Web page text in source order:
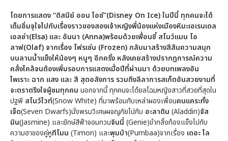
โดยการแสดง “ดิสนีย์ ออน ไอซ์”(Disney On Ice) ในปีนี้ ทุกคนจะได้
เต็มอิ่มจุใจไปกับเรื่องราวของสองเจ้าหญิงพี่น้องแห่งเมืองหิมะเอเรนเดล
เอลซ่า(Elsa) และ อันนา (Anna)พร้อมด้วยเพื่อนซี้ สโนว์แมน โอ
ลาฟ(Olaf) จากเรื่อง โฟรเซ่น (Frozen) กลับมาสร้างสีสันความสนุก
บนลานน้ำแข็งให้น้องๆ หนูๆ อีกครั้ง หลังเคยสร้างปรากฏการณ์ความ
คลั่งไคล้จนต้องเพิ่มรอบการแสดงเมื่อปีที่ผ่านมา ด้วยบทเพลงอัน
ไพเราะ ฉาก แสง และ สี สุดอลังการ รวมถึงลีลาการสเก็ตอันสวยงามที่
จะตราตรึงใจผู้ชมทุกคน นอกจากนี้ ทุกคนจะได้ยลโฉมหญิงสาวที่สวยที่สุดใน
ปฐพี สโนว์ไวท์(Snow White) ที่มาพร้อมกับเหล่าผองเพื่อนคนแคระทั้ง
เจ็ด(Seven Dwarfs)นั่งพรมวิเศษผจญภัยไปกับ อะลาดิน (Aladdin)จัส
มิน(Jasmine) และยักษ์สีฟ้าจอมกวนจินนี่ (Genie)ขำกลิ้งท้องแข็งไปกับ
ความฮาของคู่หูทีโมน (Timon) และพุมบ้า(Pumbaa)จากเรื่อง เดอะ ไล